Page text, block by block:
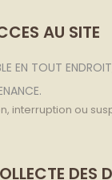
AU SITE
EN TOUT
interruption ou
DES